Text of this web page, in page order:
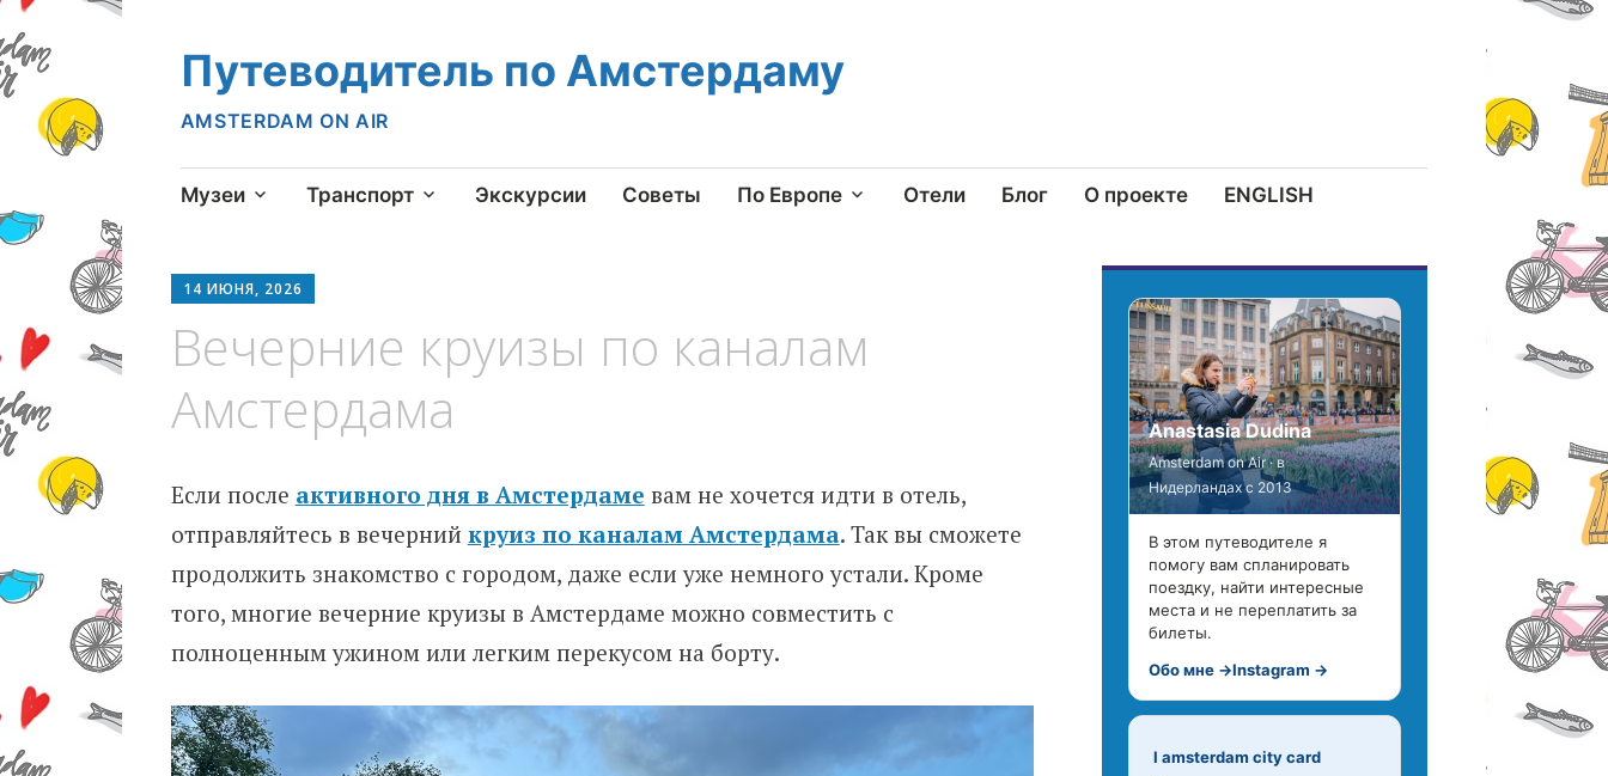
Путеводитель по Амстердаму
AMSTERDAM ON AIR
Skip
Музеи Транспорт Экскурсии Советы По Европе Отели Блог О проекте ENGLISH
14 ИЮНЯ, 2026
Вечерние круизы по каналам
Амстердама
Если после активного дня в Амстердаме вам не хочется идти в отель,
отправляйтесь в вечерний круиз по каналам Амстердама. Так вы сможете
продолжить знакомство с городом, даже если уже немного устали. Кроме
того, многие вечерние круизы в Амстердаме можно совместить с
полноценным ужином или легким перекусом на борту.
Anastasia Dudina
Amsterdam on Air · в
Нидерландах с 2013
В этом путеводителе я
помогу вам спланировать
поездку, найти интересные
места и не переплатить за
билеты.
Обо мне →Instagram →
I amsterdam city card